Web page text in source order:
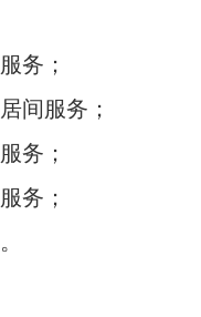
务；
间服务；
务；
务；